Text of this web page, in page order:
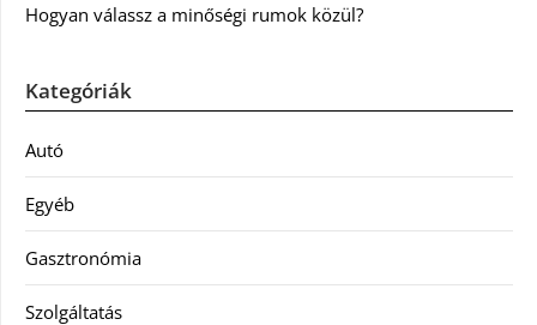
Hogyan válassz a minőségi rumok közül?
Kategóriák
Autó
Egyéb
Gasztronómia
Szolgáltatás